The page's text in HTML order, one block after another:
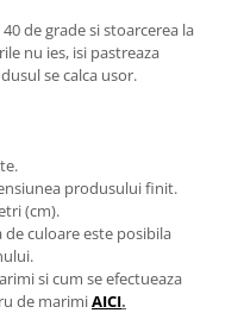
de grade si stoarcerea la
nu ies, isi pastreaza
se calca usor.
produsului finit.
(cm).
culoare este posibila
si cum se efectueaza
de marimiAICI.